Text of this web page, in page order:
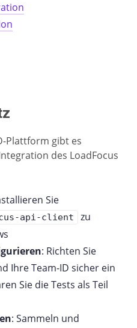
Plattform gibt es
des LoadFocus
Sie
api-client
zu
: Richten Sie
Ihre Team-ID sicher ein
Sie die Tests als Teil
: Sammeln und